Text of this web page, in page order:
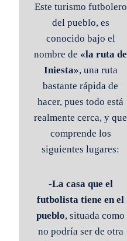
Este turismo futbolero
del pueblo, es
conocido bajo el
nombre de «la ruta de
Iniesta», una ruta
bastante rápida de
hacer, pues todo está
realmente cerca, y que
comprende los
siguientes lugares:
-La casa que el
futbolista tiene en el
pueblo, situada como
no podría ser de otra